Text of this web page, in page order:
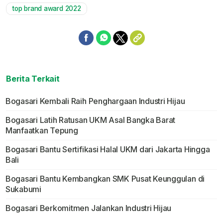
top brand award 2022
Berita Terkait
Bogasari Kembali Raih Penghargaan Industri Hijau
Bogasari Latih Ratusan UKM Asal Bangka Barat
Manfaatkan Tepung
Bogasari Bantu Sertifikasi Halal UKM dari Jakarta Hingga
Bali
Bogasari Bantu Kembangkan SMK Pusat Keunggulan di
Sukabumi
Bogasari Berkomitmen Jalankan Industri Hijau